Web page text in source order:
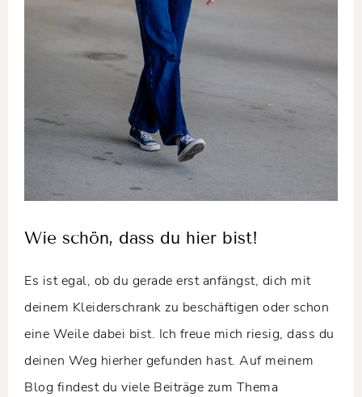
Wie schön, dass du hier bist!
Es ist egal, ob du gerade erst anfängst, dich mit
deinem Kleiderschrank zu beschäftigen oder schon
eine Weile dabei bist. Ich freue mich riesig, dass du
deinen Weg hierher gefunden hast. Auf meinem
Blog findest du viele Beiträge zum Thema